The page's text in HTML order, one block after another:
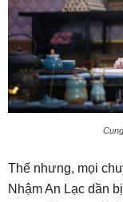
Thế nhưng, mọi
Nhậm An Lạc dần